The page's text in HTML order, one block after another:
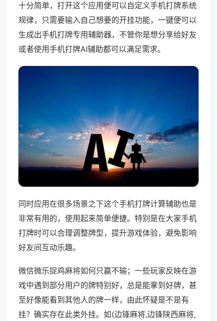
十分简单，打开这个应用便可以自定义手机打牌系统
规律，只需要输入自己想要的开挂功能，一键便可以
生成出手机打牌专用辅助器，不管你是想分享给好友
或者使用手机打牌AI辅助都可以满足需求。
同时应用在很多场景之下这个手机打牌计算辅助也是
非常有用的，使用起来简单便捷。特别是在大家手机
打牌时可以合理调整牌型，提升游戏体验，避免影响
好友间互动乐趣。
微信微乐捉鸡麻将如何只赢不输；一些玩家反映在游
戏中遇到部分用户的牌特别好，总是能拿到好牌，甚
至好像能看到其他人的牌一样，由此怀疑是不是有
挂？确实存在此类外挂。如(边锋麻将,边锋陕西麻将,